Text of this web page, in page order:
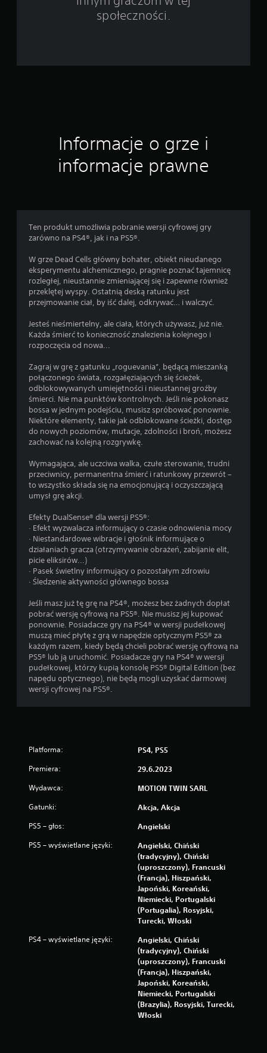
n
społeczności.
Informacje o grze i
informacje prawne
Ten produkt umożliwia pobranie wersji cyfrowej gry
zarówno na PS4®, jak i na PS5®.
W grze Dead Cells główny bohater, obiekt nieudanego
eksperymentu alchemicznego, pragnie poznać tajemnicę
rozległej, nieustannie zmieniającej się i zapewne również
przeklętej wyspy. Ostatnią deską ratunku jest
przejmowanie ciał, by iść dalej, odkrywać… i walczyć.
Jesteś nieśmiertelny, ale ciała, których używasz, już nie.
Każda śmierć to konieczność znalezienia kolejnego i
rozpoczęcia od nowa...
Zagraj w grę z gatunku „roguevania”, będącą mieszanką
połączonego świata, rozgałęziających się ścieżek,
odblokowywanych umiejętności i nieustannej groźby
śmierci. Nie ma punktów kontrolnych. Jeśli nie pokonasz
bossa w jednym podejściu, musisz spróbować ponownie.
Niektóre elementy, takie jak odblokowane ścieżki, dostęp
do nowych poziomów, mutacje, zdolności i broń, możesz
zachować na kolejną rozgrywkę.
Wymagająca, ale uczciwa walka, czułe sterowanie, trudni
przeciwnicy, permanentna śmierć i ratunkowy przewrót –
to wszystko składa się na emocjonującą i oczyszczającą
umysł grę akcji.
Efekty DualSense® dla wersji PS5®:
· Efekt wyzwalacza informujący o czasie odnowienia mocy
· Niestandardowe wibracje i głośnik informujące o
działaniach gracza (otrzymywanie obrażeń, zabijanie elit,
picie eliksirów...)
· Pasek świetlny informujący o pozostałym zdrowiu
· Śledzenie aktywności głównego bossa
Jeśli masz już tę grę na PS4®, możesz bez żadnych dopłat
pobrać wersję cyfrową na PS5®. Nie musisz jej kupować
ponownie. Posiadacze gry na PS4® w wersji pudełkowej
muszą mieć płytę z grą w napędzie optycznym PS5® za
każdym razem, kiedy będą chcieli pobrać wersję cyfrową na
PS5® lub ją uruchomić. Posiadacze gry na PS4® w wersji
pudełkowej, którzy kupią konsolę PS5® Digital Edition (bez
napędu optycznego), nie będą mogli uzyskać darmowej
wersji cyfrowej na PS5®.
Platforma: PS4, PS5
Premiera: 29.6.2023
Wydawca: MOTION TWIN SARL
Gatunki: Akcja, Akcja
PS5 – głos: Angielski
PS5 – wyświetlane języki:
Angielski, Chiński
(tradycyjny), Chiński
(uproszczony), Francuski
(Francja), Hiszpański,
Japoński, Koreański,
Niemiecki, Portugalski
(Portugalia), Rosyjski,
Turecki, Włoski
PS4 – wyświetlane języki:
Angielski, Chiński
(tradycyjny), Chiński
(uproszczony), Francuski
(Francja), Hiszpański,
Japoński, Koreański,
Niemiecki, Portugalski
(Brazylia), Rosyjski, Turecki,
Włoski